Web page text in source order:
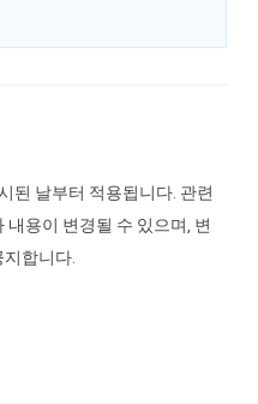
된 날부터 적용됩니다. 관련
용이 변경될 수 있으며, 변
합니다.